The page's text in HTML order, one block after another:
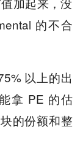
的不合
以上的出
拿 PE 的估
的份额和整